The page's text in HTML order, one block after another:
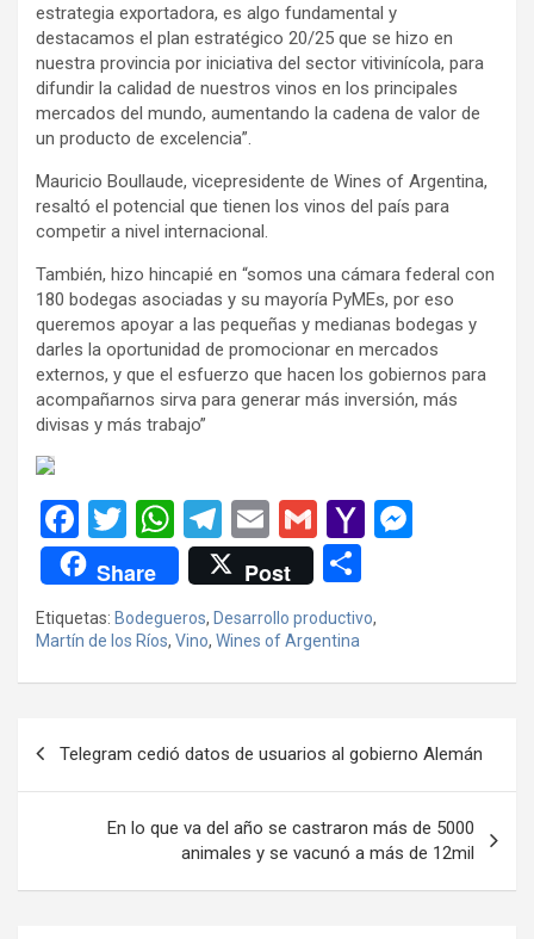
estrategia exportadora, es algo fundamental y
destacamos el plan estratégico 20/25 que se hizo en
nuestra provincia por iniciativa del sector vitivinícola, para
difundir la calidad de nuestros vinos en los principales
mercados del mundo, aumentando la cadena de valor de
un producto de excelencia”.
Mauricio Boullaude, vicepresidente de Wines of Argentina,
resaltó el potencial que tienen los vinos del país para
competir a nivel internacional.
También, hizo hincapié en “somos una cámara federal con
180 bodegas asociadas y su mayoría PyMEs, por eso
queremos apoyar a las pequeñas y medianas bodegas y
darles la oportunidad de promocionar en mercados
externos, y que el esfuerzo que hacen los gobiernos para
acompañarnos sirva para generar más inversión, más
divisas y más trabajo”
F
a
ce
b
o
k
T
wi
tt
er
W
h
at
s
A
p
T
el
e
gr
a
E
m
ail
G
m
ail
Y
o
o
ail
g
Share Post
m
p
tir
Etiquetas: Bodegueros, Desarrollo productivo,
Martín de los Ríos, Vino, Wines of Argentina
entradas
Telegram cedió datos de usuarios al gobierno Alemán
En lo que va del año se castraron más de 5000
animales y se vacunó a más de 12mil